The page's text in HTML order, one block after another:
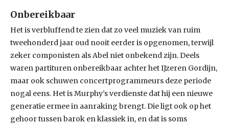
Onbereikbaar
Het is verbluffend te zien dat zo veel muziek van ruim
tweehonderd jaar oud nooit eerder is opgenomen, terwijl
zeker componisten als Abel niet onbekend zijn. Deels
waren partituren onbereikbaar achter het IJzeren Gordijn,
maar ook schuwen concertprogrammeurs deze periode
nogal eens. Het is Murphy’s verdienste dat hij een nieuwe
generatie ermee in aanraking brengt. Die ligt ook op het
gehoor tussen barok en klassiek in, en dat is soms